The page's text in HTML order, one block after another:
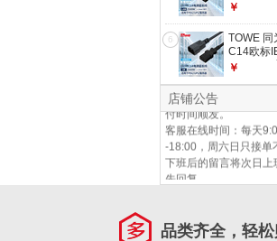
PDU/IEC
源延长线
1.8米 1.5
C13/C14
￥
6
TOWE 同
C14欧标
PDU/IEC
￥
店铺公告
仓库发货时间：当日16
付的订单当天发货，
订单次日发货，周六日
不发货，顺延至上班第
付时间顺发。
客服在线时间：每天
-18:00，周六日只接单
下班后的留言将次日上
先回复。
品类齐全，轻